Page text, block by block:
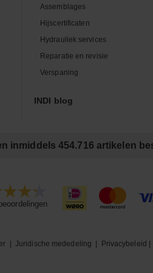
Assemblages
Hijscertificaten
Hydrauliek services
Reparatie en revisie
Verspaning
INDI blog
inmiddels 454.716 artikelen
Juridische mededeling Privacybeleid